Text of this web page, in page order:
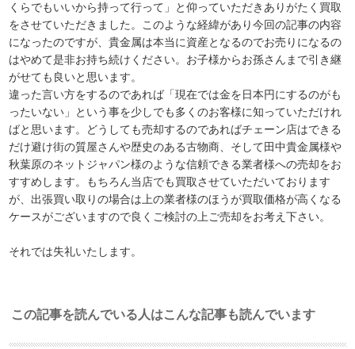
くらでもいいから持って行って」と仰っていただきありがたく買取
をさせていただきました。このような経緯があり今回の記事の内容
になったのですが、貴金属は本当に資産となるのでお売りになるの
はやめて是非お持ち続けください。お子様からお孫さんまで引き継
がせても良いと思います。
違った言い方をするのであれば「現在では金を日本円にするのがも
ったいない」という事を少しでも多くのお客様に知っていただけれ
ばと思います。どうしても売却するのであればチェーン店はできる
だけ避け街の質屋さんや歴史のある古物商、そして田中貴金属様や
秋葉原のネットジャパン様のような信頼できる業者様への売却をお
すすめします。もちろん当店でも買取させていただいております
が、出張買い取りの場合は上の業者様のほうが買取価格が高くなる
ケースがございますので良くご検討の上ご売却をお考え下さい。
それでは失礼いたします。
この記事を読んでいる人はこんな記事も読んでいます